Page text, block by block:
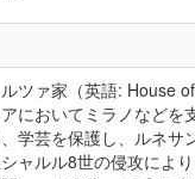
ツァ家（英語: House
においてミラノなどを
学芸を保護し、ルネサ
ャルル8世の侵攻によ